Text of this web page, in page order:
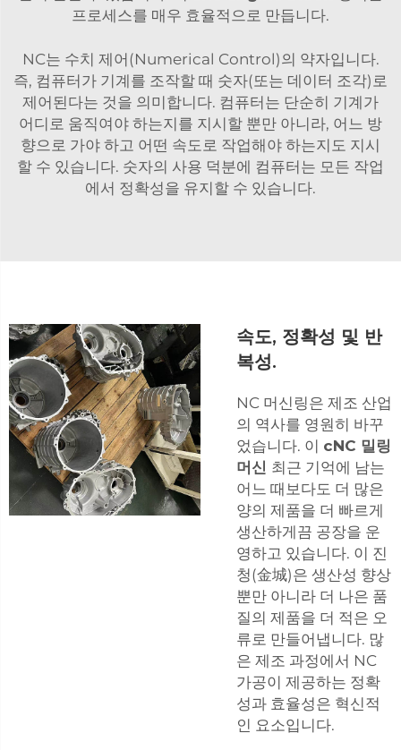
프로세스를 매우 효율적으로 만듭니다.
NC는 수치 제어(Numerical Control)의 약자입니다.
즉, 컴퓨터가 기계를 조작할 때 숫자(또는 데이터 조각)로
제어된다는 것을 의미합니다. 컴퓨터는 단순히 기계가
어디로 움직여야 하는지를 지시할 뿐만 아니라, 어느 방
향으로 가야 하고 어떤 속도로 작업해야 하는지도 지시
할 수 있습니다. 숫자의 사용 덕분에 컴퓨터는 모든 작업
에서 정확성을 유지할 수 있습니다.
속도, 정확성 및 반
복성.
NC 머신링은 제조 산업
의 역사를 영원히 바꾸
었습니다. 이 cNC 밀링
머신 최근 기억에 남는
어느 때보다도 더 많은
양의 제품을 더 빠르게
생산하게끔 공장을 운
영하고 있습니다. 이 진
청(金城)은 생산성 향상
뿐만 아니라 더 나은 품
질의 제품을 더 적은 오
류로 만들어냅니다. 많
은 제조 과정에서 NC
가공이 제공하는 정확
성과 효율성은 혁신적
인 요소입니다.